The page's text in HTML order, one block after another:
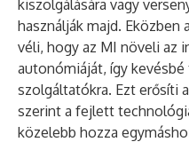
kiszolgálására vagy
használják majd. Eközben
véli, hogy az MI növeli az
autonómiáját, így
szolgáltatókra. Ezt erősíti
szerint a fejlett
közelebb hozza